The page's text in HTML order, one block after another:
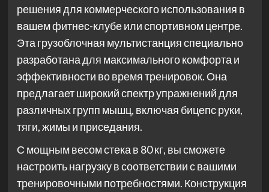
решения для коммерческого использования в
вашем фитнес-клубе или спортивном центре.
Эта грузоблочная мультистанция специально
разработана для максимального комфорта и
эффективности во время тренировок. Она
предлагает широкий спектр упражнений для
различных групп мышц, включая бицепс руки,
тяги, жимы и приседания.
С мощным весом стека в 80 кг, вы сможете
настроить нагрузку в соответствии с вашими
тренировочными потребностями. Конструкция